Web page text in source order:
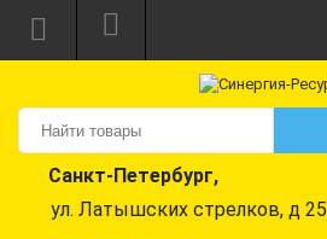
Санкт-Петербург,
ул. Латышских стрелков, д 25